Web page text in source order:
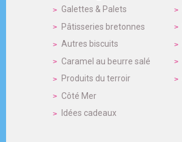
Galettes & Palets
Pâtisseries bretonnes
Autres biscuits
Caramel au beurre salé
Produits du terroir
Côté Mer
Idées cadeaux